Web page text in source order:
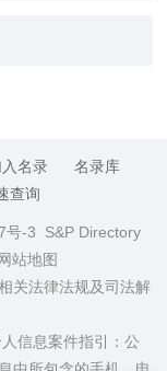
入名录
名录库
查询
号-3 S&P Directory
网站地图
关法律法规及司法解
信息案件指引：公